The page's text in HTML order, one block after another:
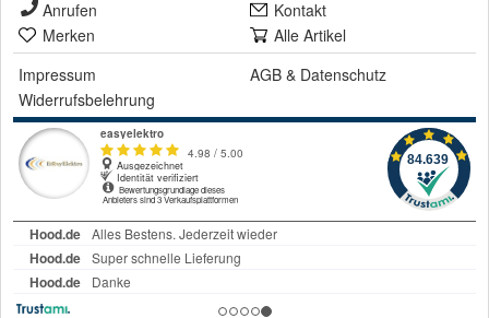
Anrufen
Kontakt
Merken
Alle Artikel
Impressum
AGB & Datenschutz
Widerrufsbelehrung